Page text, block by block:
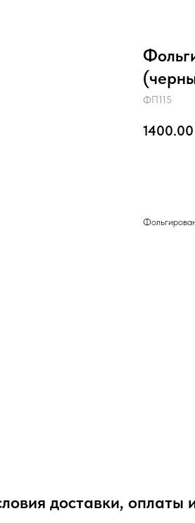
ФП115
1400.00
доставки, оплаты